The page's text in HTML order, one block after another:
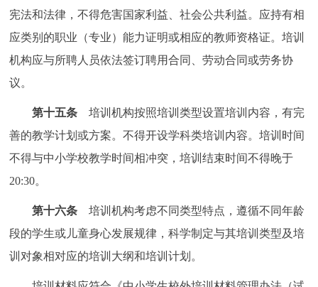
宪法和法律，不得危害国家利益、社会公共利益。应持有相
应类别的职业（专业）能力证明或相应的教师资格证。培训
机构应与所聘人员依法签订聘用合同、劳动合同或劳务协
议。
第十五条培训机构按照培训类型设置培训内容，有完
善的教学计划或方案。不得开设学科类培训内容。培训时间
不得与中小学校教学时间相冲突，培训结束时间不得晚于
20:30。
第十六条培训机构考虑不同类型特点，遵循不同年龄
段的学生或儿童身心发展规律，科学制定与其培训类型及培
训对象相对应的培训大纲和培训计划。